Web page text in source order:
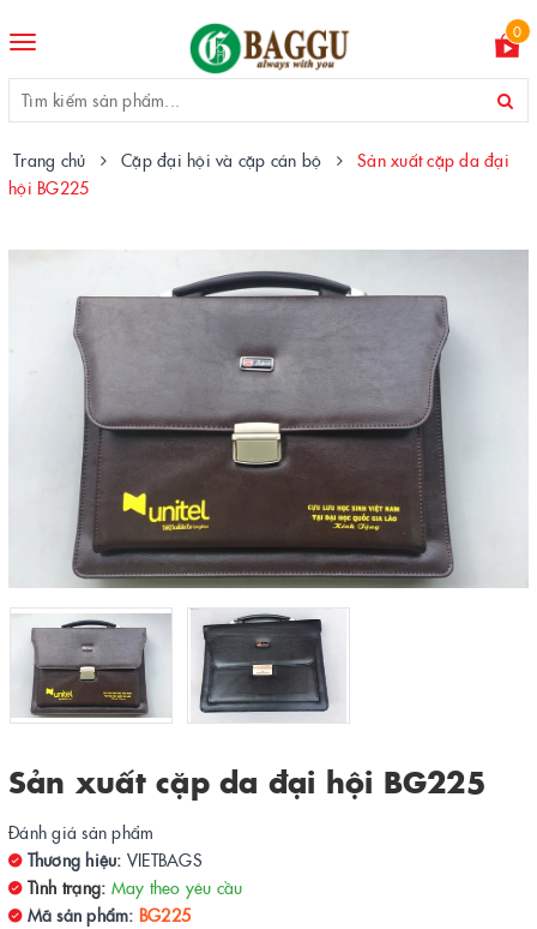
Toggle
0
Trang chủ Cặp đại hội và cặp cán bộ
Sản xuất cặp da đại
hội BG225
Sản xuất cặp da đại hội BG225
Đánh giá sản phẩm
Thương hiệu: VIETBAGS
Tình trạng: May theo yêu cầu
Mã sản phẩm: BG225